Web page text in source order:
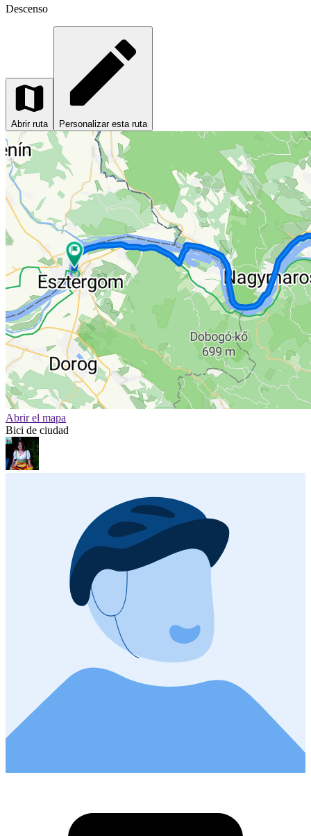
Descenso
Abrir ruta Personalizar esta ruta
Abrir el mapa
Bici de ciudad